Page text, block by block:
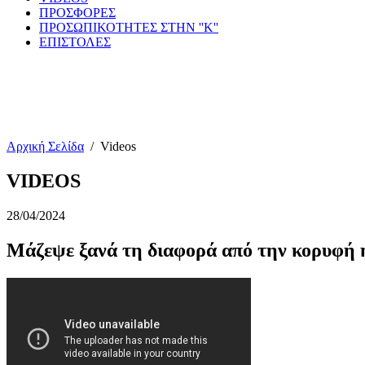
ΠΡΟΣΦΟΡΕΣ
ΠΡΟΣΩΠΙΚΟΤΗΤΕΣ ΣΤΗΝ ''Κ''
ΕΠΙΣΤΟΛΕΣ
Αρχική Σελίδα / Videos
VIDEOS
28/04/2024
Μάζεψε ξανά τη διαφορά από την κορυφή